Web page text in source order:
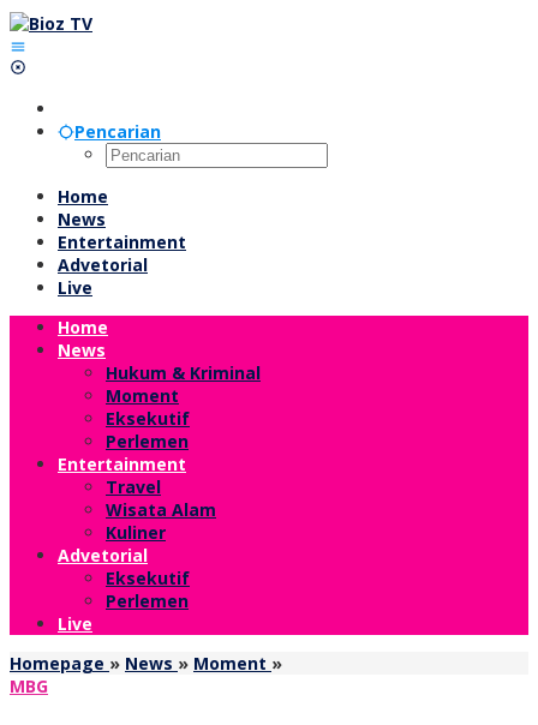
Lewati
ke
konten
Pencarian
Home
News
Entertainment
Advetorial
Live
Home
News
Hukum & Kriminal
Moment
Eksekutif
Perlemen
Entertainment
Travel
Wisata Alam
Kuliner
Advetorial
Eksekutif
Perlemen
Live
Homepage » News » Moment »16
MBG